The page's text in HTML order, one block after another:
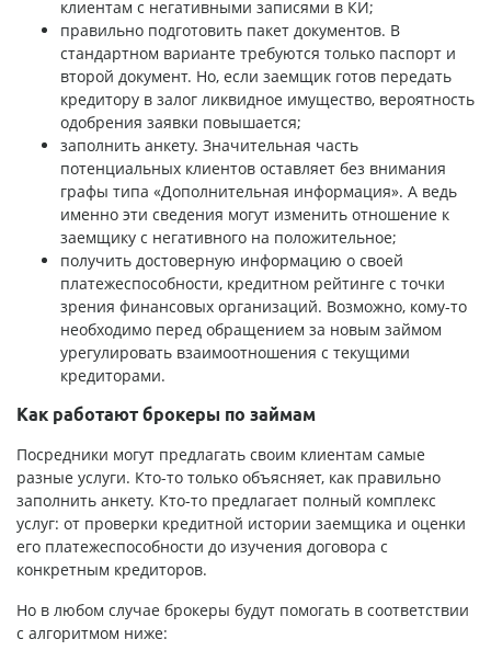
клиентам с негативными записями в КИ;
правильно подготовить пакет документов. В
стандартном варианте требуются только паспорт и
второй документ. Но, если заемщик готов передать
кредитору в залог ликвидное имущество, вероятность
одобрения заявки повышается;
заполнить анкету. Значительная часть
потенциальных клиентов оставляет без внимания
графы типа «Дополнительная информация». А ведь
именно эти сведения могут изменить отношение к
заемщику с негативного на положительное;
получить достоверную информацию о своей
платежеспособности, кредитном рейтинге с точки
зрения финансовых организаций. Возможно, кому-то
необходимо перед обращением за новым займом
урегулировать взаимоотношения с текущими
кредиторами.
Как работают брокеры по займам
Посредники могут предлагать своим клиентам самые
разные услуги. Кто-то только объясняет, как правильно
заполнить анкету. Кто-то предлагает полный комплекс
услуг: от проверки кредитной истории заемщика и оценки
его платежеспособности до изучения договора с
конкретным кредиторов.
Но в любом случае брокеры будут помогать в соответствии
с алгоритмом ниже: